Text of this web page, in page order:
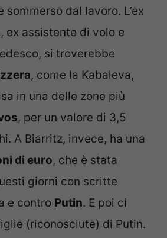
dal lavoro. L’ex
, ex assistente di volo e
si troverebbe
, come la Kabaleva,
in una delle zone più
, per un valore di 3,5
A Biarritz, invece, ha una
di euro, che è stata
giorni con scritte
e contro Putin. E poi ci
(riconosciute) di Putin.